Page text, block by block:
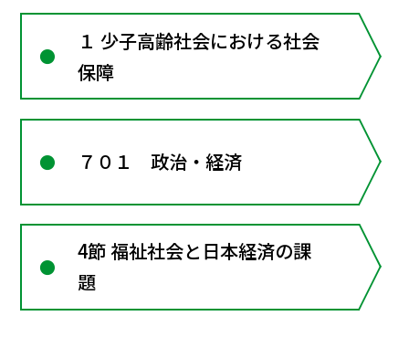
１ 少子高齢社会における社会
保障
７０１ 政治・経済
4節 福祉社会と日本経済の課
題